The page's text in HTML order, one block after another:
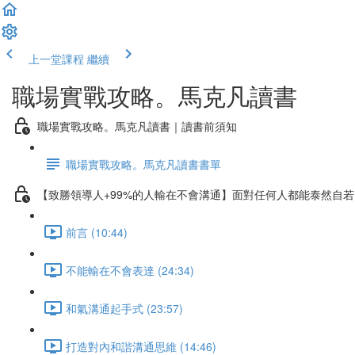
上一堂課程 繼續
職場實戰攻略。馬克凡讀書
職場實戰攻略。馬克凡讀書｜讀書前須知
職場實戰攻略。馬克凡讀書書單
【致勝領導人+99%的人輸在不會溝通】面對任何人都能泰然自
前言 (10:44)
不能輸在不會表達 (24:34)
和氣溝通起手式 (23:57)
打造對內和諧溝通思維 (14:46)